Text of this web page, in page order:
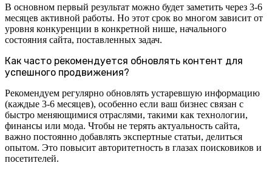
В основном первый результат можно будет заметить через 3-6
месяцев активной работы. Но этот срок во многом зависит от
уровня конкуренции в конкретной нише, начального
состояния сайта, поставленных задач.
Как часто рекомендуется обновлять контент для
успешного продвижения?
Рекомендуем регулярно обновлять устаревшую информацию
(каждые 3-6 месяцев), особенно если ваш бизнес связан с
быстро меняющимися отраслями, такими как технологии,
финансы или мода. Чтобы не терять актуальность сайта,
важно постоянно добавлять экспертные статьи, делиться
опытом. Это повысит авторитетность в глазах поисковиков и
посетителей.